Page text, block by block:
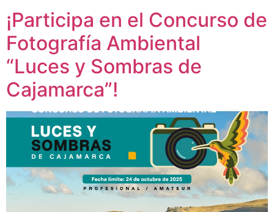
¡Participa en el Concurso de
Fotografía Ambiental
“Luces y Sombras de
Cajamarca”!